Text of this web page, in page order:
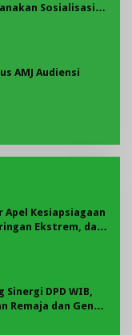
Sosialisasi
AMJ Audiensi
Kesiapsiagaan
Ekstrem, dan
DPD WIB,
Remaja dan Geng